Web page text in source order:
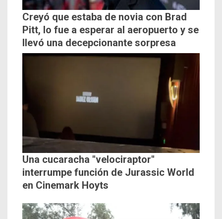
Creyó que estaba de novia con Brad
Pitt, lo fue a esperar al aeropuerto y se
llevó una decepcionante sorpresa
Una cucaracha "velociraptor"
interrumpe función de Jurassic World
en Cinemark Hoyts